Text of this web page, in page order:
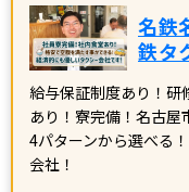
名鉄
鉄タ
給与保証制度あり！研
あり！寮完備！名古
4パターンから選べる
会社！